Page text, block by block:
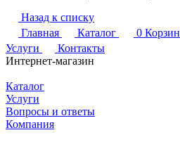
Назад к списку
Главная
Каталог 0
Услуги
Контакты
Интернет-магазин
Каталог
Услуги
Вопросы и ответы
Компания